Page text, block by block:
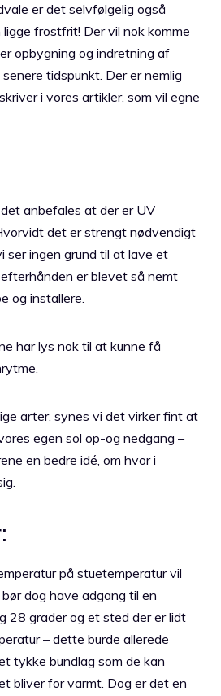
er det selvfølgelig også
frostfrit! Der vil nok komme
opbygning og indretning af
tidspunkt. Der er nemlig
i vores artikler, som vil egne
anbefales at der er UV
det er strengt nødvendigt
ser ingen grund til at lave et
er blevet så nemt
og installere.
har lys nok til at kunne få
arter, synes vi det virker fint at
egen sol op-og nedgang –
en bedre idé, om hvor i
på stuetemperatur vil
dog have adgang til en
28 grader og et sted der er lidt
– dette burde allerede
tykke bundlag som de kan
bliver for varmt. Dog er det en